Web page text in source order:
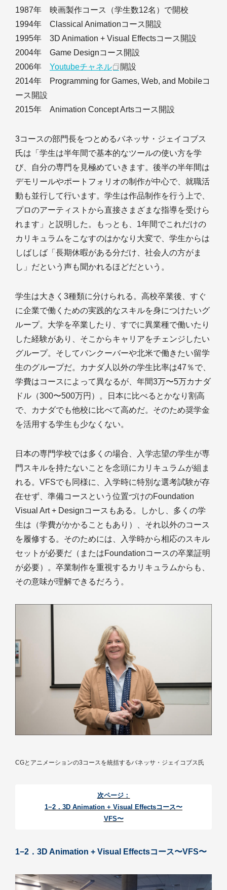
1987年 映画製作コース（学生数12名）で開校
1994年 Classical Animationコース開設
1995年 3D Animation + Visual Effectsコース開設
2004年 Game Designコース開設
2006年 Youtubeチャネル
開設
2014年 Programming for Games, Web, and Mobileコ
ース開設
2015年 Animation Concept Artsコース開設
3コースの部門長をつとめるバネッサ・ジェイコブス
氏は「学生は半年間で基本的なツールの使い方を学
び、自分の専門を見極めていきます。後半の半年間は
デモリールやポートフォリオの制作が中心で、就職活
動も並行して行います。学生は作品制作を行う上で、
プロのアーティストから直接さまざまな指導を受けら
れます」と説明した。もっとも、1年間でこれだけの
カリキュラムをこなすのはかなり大変で、学生からは
しばしば「長期休暇がある分だけ、社会人の方がま
し」だという声も聞かれるほどだという。
学生は大きく3種類に分けられる。高校卒業後、すぐ
に企業で働くための実践的なスキルを身につけたいグ
ループ。大学を卒業したり、すでに異業種で働いたり
した経験があり、そこからキャリアをチェンジしたい
グループ。そしてバンクーバーや北米で働きたい留学
生のグループだ。カナダ人以外の学生比率は47％で、
学費はコースによって異なるが、年間3万〜5万カナダ
ドル（300〜500万円）。日本に比べるとかなり割高
で、カナダでも他校に比べて高めだ。そのため奨学金
を活用する学生も少なくない。
日本の専門学校では多くの場合、入学志望の学生が専
門スキルを持たないことを念頭にカリキュラムが組ま
れる。VFSでも同様に、入学時に特別な選考試験が存
在せず、準備コースという位置づけのFoundation
Visual Art + Designコースもある。しかし、多くの学
生は（学費がかかることもあり）、それ以外のコース
を履修する。そのためには、入学時から相応のスキル
セットが必要だ（またはFoundationコースの卒業証明
が必要）。卒業制作を重視するカリキュラムからも、
その意味が理解できるだろう。
CGとアニメーションの3コースを統括するバネッサ・ジェイコブス氏
次ページ：
1−2．3D Animation + Visual Effectsコース〜
VFS〜
1−2．3D Animation + Visual Effectsコース〜VFS〜